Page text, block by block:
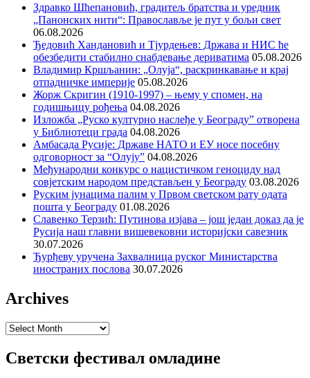
Здравко Шћепановић, градитељ братства и уредник
„Панонских нити“: Православље је пут у бољи свет
06.08.2026
Ђедовић Хандановић и Тјурдењев: Држава и НИС ће
обезбедити стабилно снабдевање дериватима 05.08.2026
Владимир Кршљанин: „Олуја“, раскринкавање и крај
отпадничке империје 05.08.2026
Жорж Скригин (1910-1997) – њему у спомен, на
годишњицу рођења 04.08.2026
Изложба „Руско културно наслеђе у Београду” отворена
у Библиотеци града 04.08.2026
Амбасада Русије: Државе НАТО и ЕУ носе посебну
одговорност за “Олују” 04.08.2026
Међународни конкурс о нацистичком геноциду над
совјетским народом представљен у Београду 03.08.2026
Руским јунацима палим у Првом светском рату одата
пошта у Београду 01.08.2026
Славенко Терзић: Путинова изјава – још један доказ да је
Русија наш главни вишевековни историјски савезник
30.07.2026
Ђурђеву уручена Захвалница руског Министарства
иностраних послова 30.07.2026
Archives
Archives
Светски фестивал омладине